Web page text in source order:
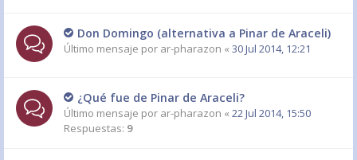
Don Domingo (alternativa a Pinar de Araceli)
Último mensaje por ar-pharazon « 30 Jul 2014, 12:21
¿Qué fue de Pinar de Araceli?
Último mensaje por ar-pharazon « 22 Jul 2014, 15:50
Respuestas: 9